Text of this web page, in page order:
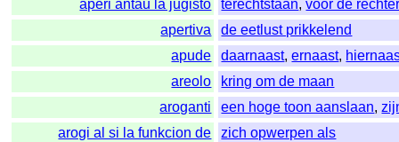
aperi antaŭ la juĝisto
terechtstaan,voor de
apertiva
de eetlust prikkelend
apude
daarnaast,ernaast,
areolo
kring om de maan
aroganti
een hoge toon aanslaan,
arogi al si la funkcion de
zich opwerpen als